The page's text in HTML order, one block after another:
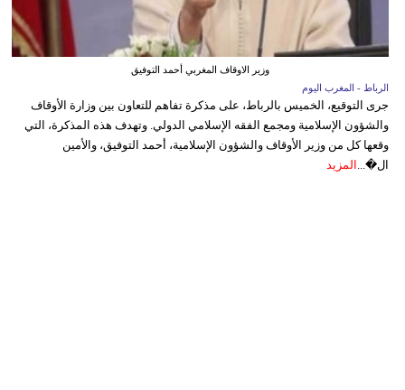
وزير الاوقاف المغربي أحمد التوفيق
الرباط - المغرب اليوم
جرى التوقيع، الخميس بالرباط، على مذكرة تفاهم للتعاون بين وزارة الأوقاف
والشؤون الإسلامية ومجمع الفقه الإسلامي الدولي. وتهدف هذه المذكرة، التي
وقعها كل من وزير الأوقاف والشؤون الإسلامية، أحمد التوفيق، والأمين
ال�... المزيد